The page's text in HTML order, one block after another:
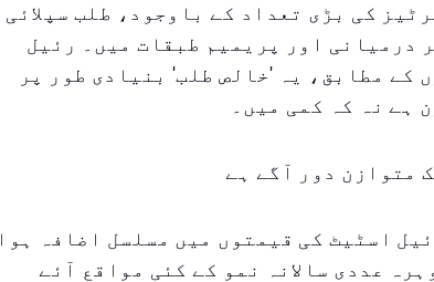
کی بڑی تعداد کے باوجود، طلب سپلائی
درمیانی اور پریمیم طبقات میں۔ رئیل
کے مطابق، یہ 'خالص طلب' بنیادی طور پر
ہے نہ کہ کمی میں۔
متوازن دور آگے ہے
رئیل اسٹیٹ کی قیمتوں میں مسلسل اضافہ ہوا
عددی سالانہ نمو کے کئی مواقع آئے